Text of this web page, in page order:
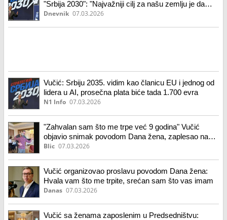
"Srbija 2030": "Najvažniji cilj za našu zemlju je da
sačuvamo mir i stabilnost"
Dnevnik 07.03.2026
Vučić: Srbiju 2035. vidim kao članicu EU i jednog od
lidera u AI, prosečna plata biće tada 1.700 evra
N1 Info 07.03.2026
"Zahvalan sam što me trpe već 9 godina" Vučić
objavio snimak povodom Dana žena, zaplesao na
podijumu uz ovu pesmu (video)
Blic 07.03.2026
Vučić organizovao proslavu povodom Dana žena:
Hvala vam što me trpite, srećan sam što vas imam
Danas 07.03.2026
Vučić sa ženama zaposlenim u Predsedništvu: